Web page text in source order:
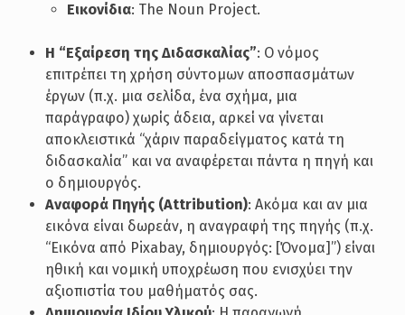
Εικονίδια: The Noun Project.
Η “Εξαίρεση της Διδασκαλίας”: Ο νόμος
επιτρέπει τη χρήση σύντομων αποσπασμάτων
έργων (π.χ. μια σελίδα, ένα σχήμα, μια
παράγραφο) χωρίς άδεια, αρκεί να γίνεται
αποκλειστικά “χάριν παραδείγματος κατά τη
διδασκαλία” και να αναφέρεται πάντα η πηγή και
ο δημιουργός.
Αναφορά Πηγής (Attribution): Ακόμα και αν μια
εικόνα είναι δωρεάν, η αναγραφή της πηγής (π.χ.
“Εικόνα από Pixabay, δημιουργός: [Όνομα]”) είναι
ηθική και νομική υποχρέωση που ενισχύει την
αξιοπιστία του μαθήματός σας.